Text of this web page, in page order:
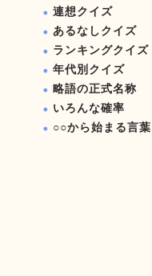
連想クイズ
あるなしクイズ
ランキングクイズ
年代別クイズ
略語の正式名称
いろんな確率
○○から始まる言葉